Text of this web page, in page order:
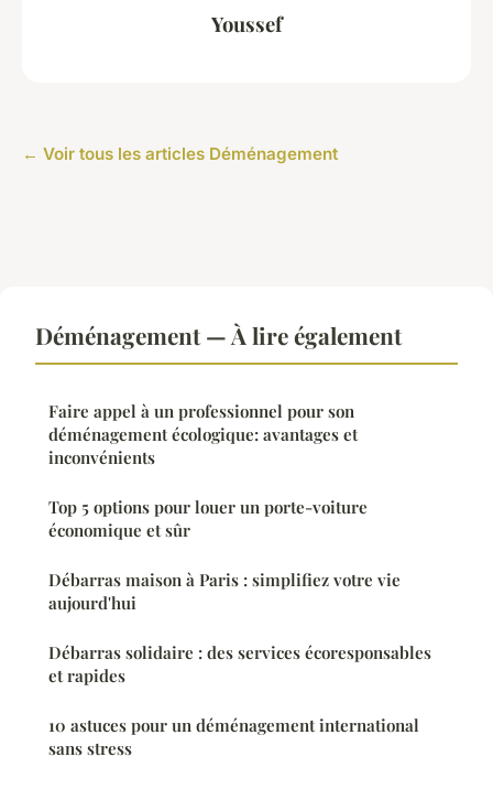
Youssef
← Voir tous les articles Déménagement
Déménagement — À lire également
Faire appel à un professionnel pour son
déménagement écologique: avantages et
inconvénients
Top 5 options pour louer un porte-voiture
économique et sûr
Débarras maison à Paris : simplifiez votre vie
aujourd'hui
Débarras solidaire : des services écoresponsables
et rapides
10 astuces pour un déménagement international
sans stress